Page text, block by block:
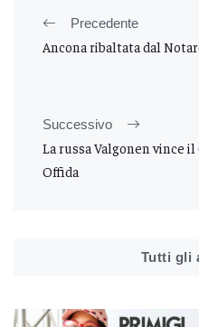
Precedente
Ancona ribaltata dal
Successivo
La russa Valgonen vince
Offida
Tutti gli